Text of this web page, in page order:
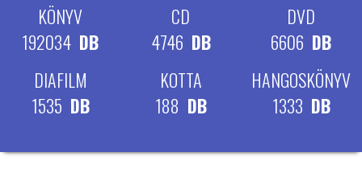
KÖNYV
192034 DB
CD
4746 DB
DVD
6606 DB
DIAFILM
1535 DB
KOTTA
188 DB
HANGOSKÖNYV
1333 DB